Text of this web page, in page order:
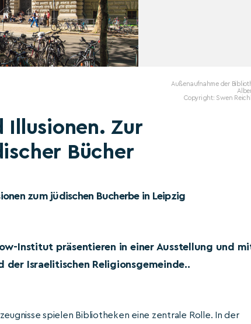
Außenaufnahme der
Copyright: Swen
Illusionen. Zur
Bücher
zum jüdischen Bucherbe in Leipzig
Institut präsentieren in einer Ausstellung und
der Israelitischen Religionsgemeinde..
spielen Bibliotheken eine zentrale Rolle. In der